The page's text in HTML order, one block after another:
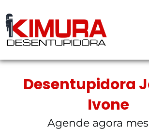
Desentupidora
Ivone
Agende agora